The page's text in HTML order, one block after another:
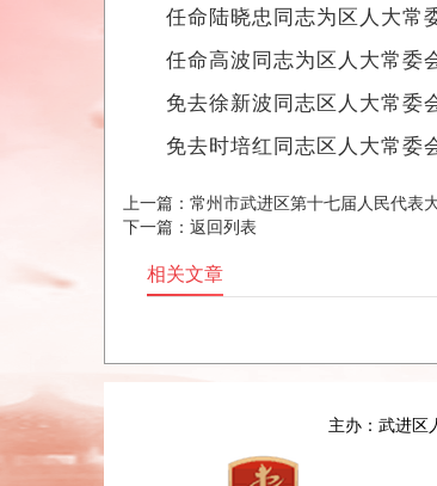
任命陆晓忠同志为区人大常
任命高波同志为区人大常委
免去徐新波同志区人大常委
免去时培红同志区人大常委会
上一篇： 常州市武进区第十七届人民代表
下一篇： 返回列表
相关文章
主办：武进